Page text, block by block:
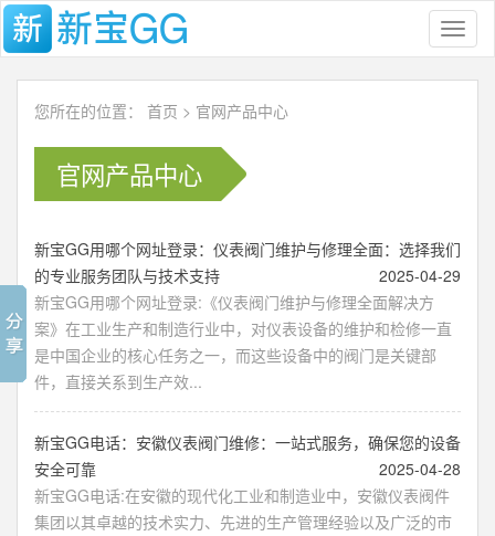
您所在的位置： 首页 > 官网产品中心
官网产品中心
新宝GG用哪个网址登录：仪表阀门维护与修理全面：选择我们
的专业服务团队与技术支持
2025-04-29
新宝GG用哪个网址登录:《仪表阀门维护与修理全面解决方
案》在工业生产和制造行业中，对仪表设备的维护和检修一直
是中国企业的核心任务之一，而这些设备中的阀门是关键部
件，直接关系到生产效...
新宝GG电话：安徽仪表阀门维修：一站式服务，确保您的设备
安全可靠
2025-04-28
新宝GG电话:在安徽的现代化工业和制造业中，安徽仪表阀件
集团以其卓越的技术实力、先进的生产管理经验以及广泛的市